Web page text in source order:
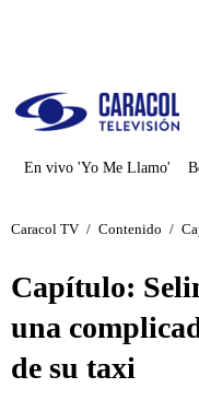
En vivo 'Yo Me Llamo'
Caracol TV / Contenido /
Capítulo:
una
de su taxi